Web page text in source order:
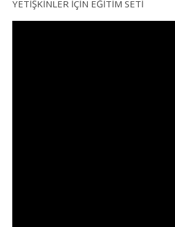
YETİŞKİNLER İÇİN EĞİTİM SETİ